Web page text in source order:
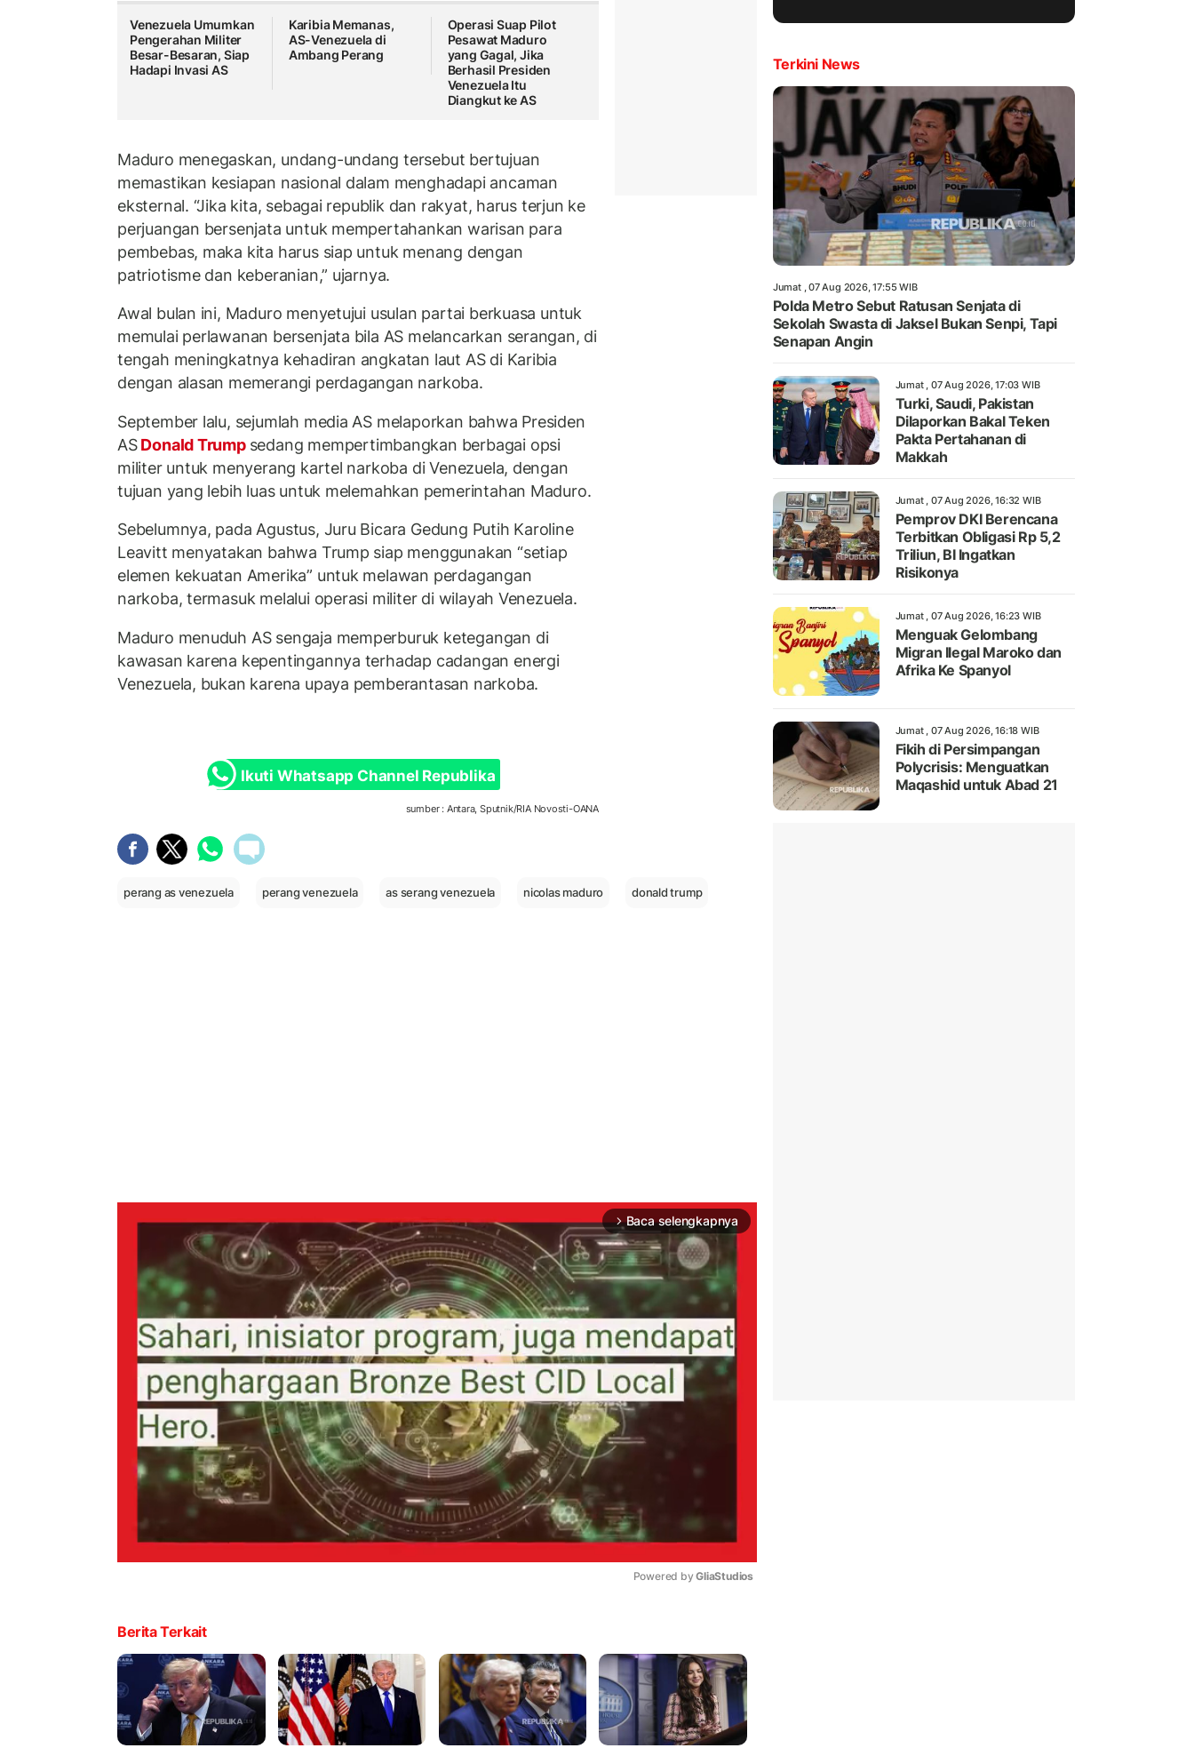
Venezuela Umumkan
Pengerahan Militer
Besar-Besaran, Siap
Hadapi Invasi AS
Karibia Memanas,
AS-Venezuela di
Ambang Perang
Operasi Suap Pilot
Pesawat Maduro
yang Gagal, Jika
Berhasil Presiden
Venezuela Itu
Diangkut ke AS
Maduro menegaskan, undang-undang tersebut bertujuan
memastikan kesiapan nasional dalam menghadapi ancaman
eksternal. “Jika kita, sebagai republik dan rakyat, harus terjun ke
perjuangan bersenjata untuk mempertahankan warisan para
pembebas, maka kita harus siap untuk menang dengan
patriotisme dan keberanian,” ujarnya.
Awal bulan ini, Maduro menyetujui usulan partai berkuasa untuk
memulai perlawanan bersenjata bila AS melancarkan serangan, di
tengah meningkatnya kehadiran angkatan laut AS di Karibia
dengan alasan memerangi perdagangan narkoba.
September lalu, sejumlah media AS melaporkan bahwa Presiden
ASDonald Trump sedang mempertimbangkan berbagai opsi
militer untuk menyerang kartel narkoba di Venezuela, dengan
tujuan yang lebih luas untuk melemahkan pemerintahan Maduro.
Sebelumnya, pada Agustus, Juru Bicara Gedung Putih Karoline
Leavitt menyatakan bahwa Trump siap menggunakan “setiap
elemen kekuatan Amerika” untuk melawan perdagangan
narkoba, termasuk melalui operasi militer di wilayah Venezuela.
Maduro menuduh AS sengaja memperburuk ketegangan di
kawasan karena kepentingannya terhadap cadangan energi
Venezuela, bukan karena upaya pemberantasan narkoba.
Ikuti Whatsapp Channel Republika
sumber : Antara, Sputnik/RIA Novosti-OANA
perang as venezuela perang venezuela as serang venezuela nicolas maduro donald trump
arrow_forward_ios Baca selengkapnya
Powered by GliaStudios
Berita Terkait
Terkini News
Jumat , 07 Aug 2026, 17:55 WIB
Polda Metro Sebut Ratusan Senjata di
Sekolah Swasta di Jaksel Bukan Senpi, Tapi
Senapan Angin
Jumat , 07 Aug 2026, 17:03 WIB
Turki, Saudi, Pakistan
Dilaporkan Bakal Teken
Pakta Pertahanan di
Makkah
Jumat , 07 Aug 2026, 16:32 WIB
Pemprov DKI Berencana
Terbitkan Obligasi Rp 5,2
Triliun, BI Ingatkan
Risikonya
Jumat , 07 Aug 2026, 16:23 WIB
Menguak Gelombang
Migran Ilegal Maroko dan
Afrika Ke Spanyol
Jumat , 07 Aug 2026, 16:18 WIB
Fikih di Persimpangan
Polycrisis: Menguatkan
Maqashid untuk Abad 21